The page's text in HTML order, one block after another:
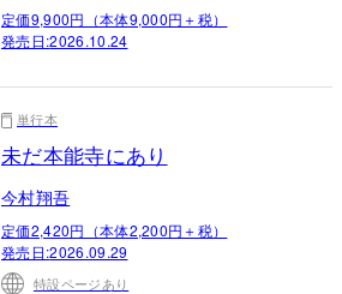
定価9,900円（本体9,000円＋税）
発売日:2026.10.24
単行本
未だ本能寺にあり
今村翔吾
定価2,420円（本体2,200円＋税）
発売日:2026.09.29
特設ページあり